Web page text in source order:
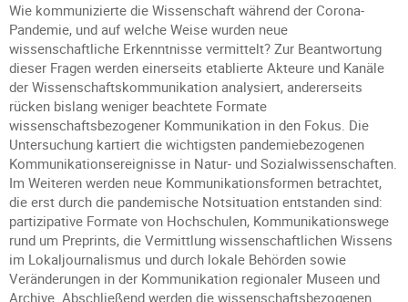
Wie kommunizierte die Wissenschaft während der Corona-
Pandemie, und auf welche Weise wurden neue
wissenschaftliche Erkenntnisse vermittelt? Zur Beantwortung
dieser Fragen werden einerseits etablierte Akteure und Kanäle
der Wissenschaftskommunikation analysiert, andererseits
rücken bislang weniger beachtete Formate
wissenschaftsbezogener Kommunikation in den Fokus. Die
Untersuchung kartiert die wichtigsten pandemiebezogenen
Kommunikationsereignisse in Natur- und Sozialwissenschaften.
Im Weiteren werden neue Kommunikationsformen betrachtet,
die erst durch die pandemische Notsituation entstanden sind:
partizipative Formate von Hochschulen, Kommunikationswege
rund um Preprints, die Vermittlung wissenschaftlichen Wissens
im Lokaljournalismus und durch lokale Behörden sowie
Veränderungen in der Kommunikation regionaler Museen und
Archive. Abschließend werden die wissenschaftsbezogenen